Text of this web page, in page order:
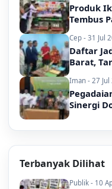
Produk
Tembus
Cep - 31 Jul
Daftar
Barat,
Iman - 27 Jul
Sinergi
Terbanyak Dilihat
Publik - 10